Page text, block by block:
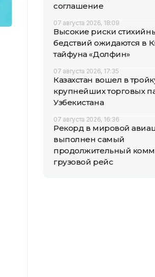
соглашение
07 августа 2026, 18:09
Высокие риски
бедствий ожидаются в
тайфуна «Долфин»
07 августа 2026, 17:35
Казахстан вошел в
крупнейших торговых
Узбекистана
07 августа 2026, 16:36
Рекорд в мировой
выполнен самый
продолжительный
грузовой рейс